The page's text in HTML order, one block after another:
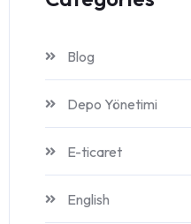
Blog
Depo Yönetimi
E-ticaret
English